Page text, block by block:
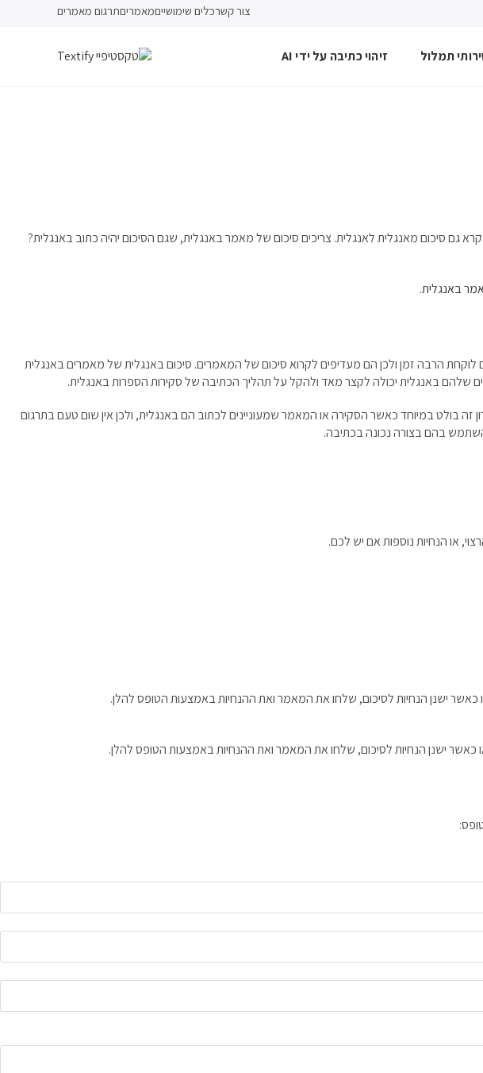
תרגום מאמריםמאמריםכלים שימושייםצור קשר
זיהוי כתיבה על ידי AI תמלול
גם סיכום מאנגלית לאנגלית. צריכים סיכום של מאמר באנגלית, שגם הסיכום יהיה כתוב באנגלית?
באנגלית.
הרבה זמן ולכן הם מעדיפים לקרוא סיכום של המאמרים. סיכום באנגלית של מאמרים באנגלית
שלהם באנגלית יכולה לקצר מאד ולהקל על תהליך הכתיבה של סקירות הספרות באנגלית.
זה בולט במיוחד כאשר הסקירה או המאמר שמעוניינים לכתוב הם באנגלית, ולכן אין שום טעם בתרגום
בהם בצורה נכונה בכתיבה.
או הנחיות נוספות אם יש לכם.